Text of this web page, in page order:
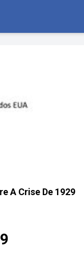
A Crise De 1929